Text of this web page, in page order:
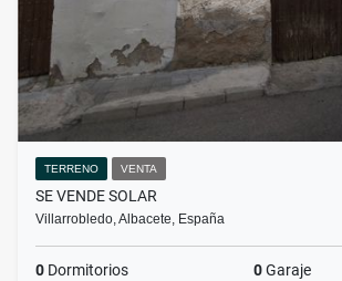
TERRENO VENTA
SE VENDE SOLAR
Villarrobledo, Albacete, España
0 Dormitorios 0Garaje